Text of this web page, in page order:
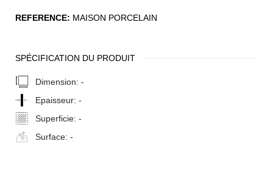
REFERENCE: MAISON PORCELAIN
SPÉCIFICATION DU PRODUIT
Dimension: -
Epaisseur: -
Superficie: -
Surface: -